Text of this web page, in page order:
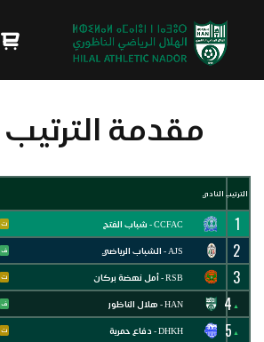
مقدمة الترتيب 24/25
الترتيب النادي
1 CCFAC - شباب الفتح ت
2 AJS - الشباب الرياضي ف
3 RSB - أمل نهضة بركان ت
▲
4 HAN - هلال الناظور ف
▲
5 DHKH - دفاع حمرية ت